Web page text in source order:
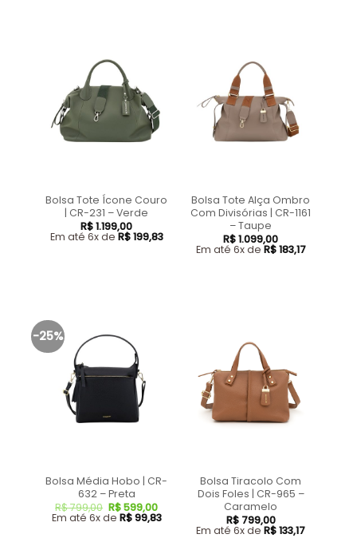
Bolsa Tote Ícone Couro
| CR-231 – Verde
R$1.199,00
Em até 6x de R$199,83
Bolsa Tote Alça Ombro
Com Divisórias | CR-1161
– Taupe
R$1.099,00
Em até 6x de R$183,17
-25%
Bolsa Média Hobo | CR-
632 – Preta
R$799,00 R$599,00
Em até 6x de R$99,83
Bolsa Tiracolo Com
Dois Foles | CR-965 –
Caramelo
R$799,00
Em até 6x de R$133,17